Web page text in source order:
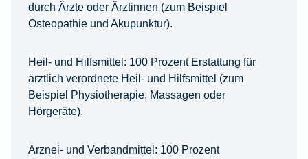
durch Ärzte oder Ärztinnen (zum Beispiel
Osteopathie und Akupunktur).
Heil- und Hilfsmittel: 100 Prozent Erstattung für
ärztlich verordnete Heil- und Hilfsmittel (zum
Beispiel Physiotherapie, Massagen oder
Hörgeräte).
Arznei- und Verbandmittel: 100 Prozent